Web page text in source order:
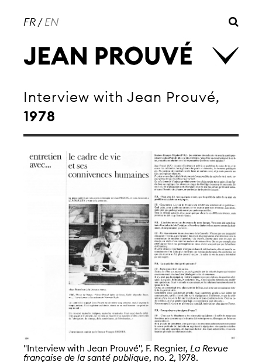
FR/EN
Interview with Jean Prouvé,
1978
"Interview with Jean Prouvé", F. Regnier, La Revue
française de la santé publique, no. 2, 1978.